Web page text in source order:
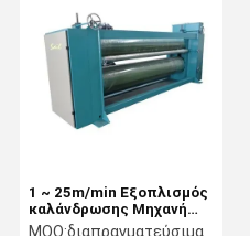
1 ~ 25m/min Εξοπλισμός
καλάνδρωσης Μηχανή
σιδέρωσης υφασμάτων